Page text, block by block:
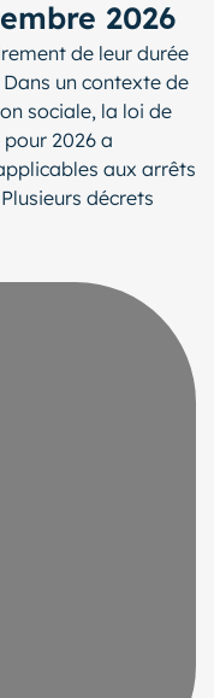
2026
de leur durée
un contexte de
sociale, la loi de
2026 a
aux arrêts
décrets